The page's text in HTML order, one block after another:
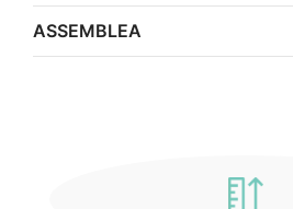
ASSEMBLEA